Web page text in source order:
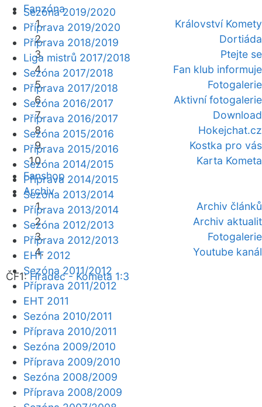
Fanzóna
Království Komety
Dortiáda
Ptejte se
Fan klub informuje
Fotogalerie
Aktivní fotogalerie
Download
Hokejchat.cz
Kostka pro vás
Karta Kometa
Fanshop
Archiv
Archiv článků
Archiv aktualit
Fotogalerie
Youtube kanál
ČF1:Hradec - Kometa 1:3
Sezóna 2019/2020
Příprava 2019/2020
Příprava 2018/2019
Liga mistrů 2017/2018
Sezóna 2017/2018
Příprava 2017/2018
Sezóna 2016/2017
Příprava 2016/2017
Sezóna 2015/2016
Příprava 2015/2016
Sezóna 2014/2015
Příprava 2014/2015
Sezóna 2013/2014
Příprava 2013/2014
Sezóna 2012/2013
Příprava 2012/2013
EHT 2012
Sezóna 2011/2012
Příprava 2011/2012
EHT 2011
Sezóna 2010/2011
Příprava 2010/2011
Sezóna 2009/2010
Příprava 2009/2010
Sezóna 2008/2009
Příprava 2008/2009